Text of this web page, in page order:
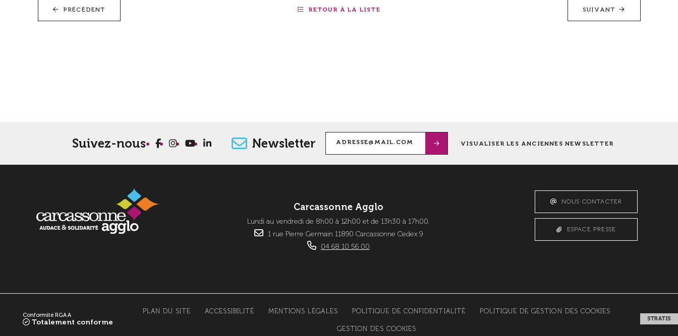
PRÉCÉDENT RETOUR À LA LISTE SUIVANT
Suivez-nous Newsletter VISUALISER LES ANCIENNES NEWSLETTER
Carcassonne Agglo
Lundi au vendredi de 8h00 à 12h00 et de 13h30 à 17h00.
1 rue Pierre Germain 11890 Carcassonne Cedex 9
04 68 10 56 00
NOUS CONTACTER
ESPACE PRESSE
Conformité RGAA
Totalement conforme
PLAN DU SITE ACCESSIBILITÉ MENTIONS LÉGALES POLITIQUE DE CONFIDENTIALITÉ POLITIQUE DE GESTION DES COOKIES
GESTION DES COOKIES
STRATIS